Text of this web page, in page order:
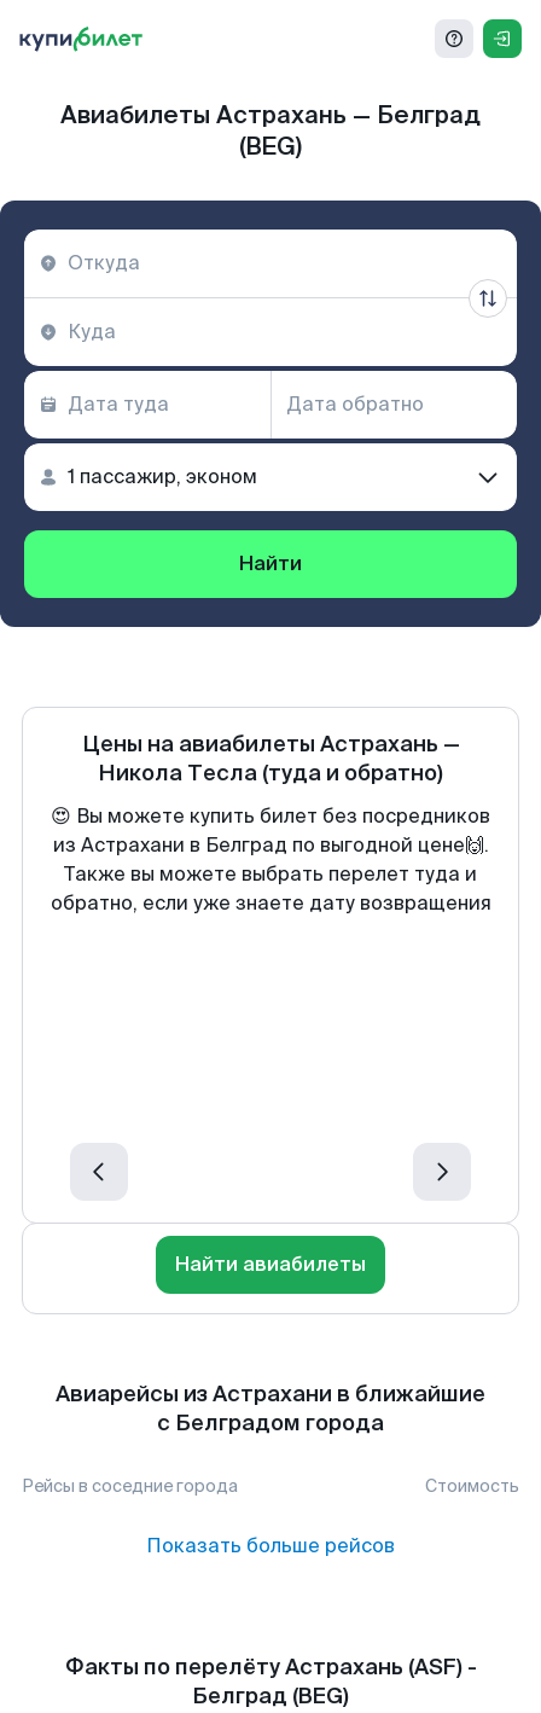
Авиабилеты Астрахань — Белград
(BEG)
Найти
Цены на авиабилеты Астрахань —
Никола Тесла (туда и обратно)
😍 Вы можете купить билет без посредников
из Астрахани в Белград по выгодной цене🙌.
Также вы можете выбрать перелет туда и
обратно, если уже знаете дату возвращения
Найти авиабилеты
Авиарейсы из Астрахани в ближайшие
с Белградом города
Рейсы в соседние города Стоимость
Показать больше рейсов
Факты по перелёту Астрахань (ASF) -
Белград (BEG)